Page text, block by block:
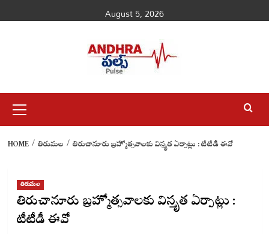
to
August 5, 2026
Menu
HOME తిరుమల తిరుచానూరు బ్ర‌హ్మోత్స‌వాల‌కు విస్తృత ఏర్పాట్లు : టీటీడీ ఈవో
తిరుమల
తిరుచానూరు బ్ర‌హ్మోత్స‌వాల‌కు విస్తృత ఏర్పాట్లు :
టీటీడీ ఈవో